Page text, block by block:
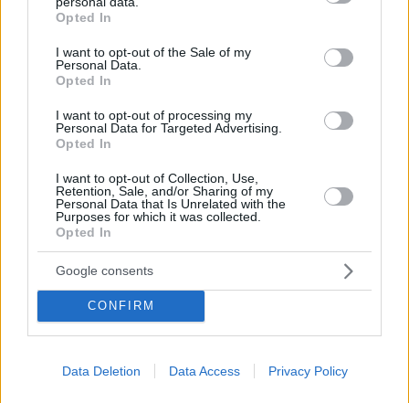
grant or deny consent to Google and its third-party tags to
use your data for below specified purposes in below Google
consent section.
Opted In
I want to opt-out of the Sale of my
Personal Data.
Opted In
I want to opt-out of processing my
Personal Data for Targeted Advertising.
Opted In
I want to opt-out of Collection, Use,
Retention, Sale, and/or Sharing of my
Personal Data that Is Unrelated with the
Purposes for which it was collected.
Opted In
Google consents
CONFIRM
Data Deletion Data Access Privacy Policy
Σιθωνία
09.08.2026, 00:14
09.08.2026, 00:00
Γερμανία: Μη επανδρωμένα αεροσκάφη εθεάθησαν
08.08.2026, 23:56
Θετικές οι συνομιλίες με το Ιράν για τα Στενά του
Ορμούζ, λέει το Ομάν
08.08.2026, 23:53
ΔΕΙΤΕ ΟΛΕΣ ΤΙΣ ΕΙΔΗΣΕΙΣ
ΤΑ ΠΙΟ ΔΗΜΟΦΙΛΗ